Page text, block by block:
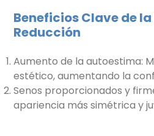
Beneficios Clave de
Reducción
Aumento de la autoestima:
estético, aumentando la
Senos proporcionados y
apariencia más simétrica y